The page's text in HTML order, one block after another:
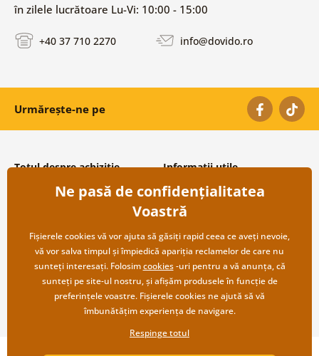
în zilele lucrătoare Lu-Vi: 10:00 - 15:00
+40 37 710 2270 info@dovido.ro
Urmărește-ne pe
Totul despre achiziție
Condiții și termeni generali
Protecția datelor personale
Transport și modalități de plată
Returnare
Informații utile
Despre noi
Întrebări frecvente
Contacte
Cooperare angro
Ne pasă de confidențialitatea
Voastră
Fișierele cookies vă vor ajuta să găsiți rapid ceea ce aveți nevoie,
vă vor salva timpul și împiedică apariția reclamelor de care nu
sunteți interesați. Folosimcookies-uri pentru a vă anunța, că
sunteți pe site-ul nostru, și afișăm produsele în funcție de
preferințele voastre. Fișierele cookies ne ajută să vă
îmbunătățim experiența de navigare.
Respinge totul